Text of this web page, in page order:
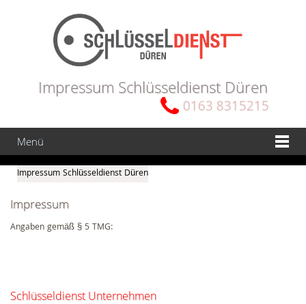
Impressum Schlüsseldienst Düren
0163 8315215
Menü
Impressum Schlüsseldienst Düren
Impressum
Angaben gemäß § 5 TMG:
Schlüsseldienst Unternehmen